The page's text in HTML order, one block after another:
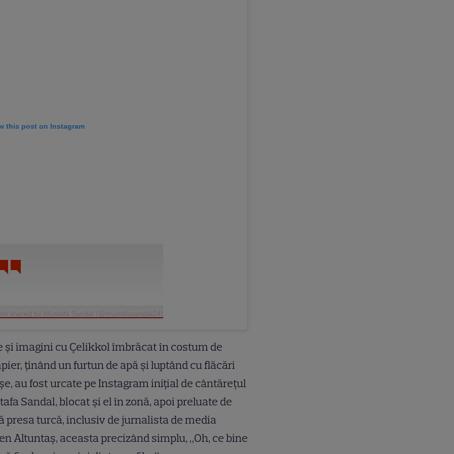
this post on Instagram
shared by Mustafa Sandal (@mustafasandal24)
și imagini cu Çelikkol îmbrăcat în costum de
ținând un furtun de apă și luptând cu flăcări
au fost urcate pe Instagram inițial de cântărețul
Sandal, blocat și el în zonă, apoi preluate de
presa turcă, inclusiv de jurnalista de media
Altuntaş, aceasta precizând simplu, „Oh, ce bine